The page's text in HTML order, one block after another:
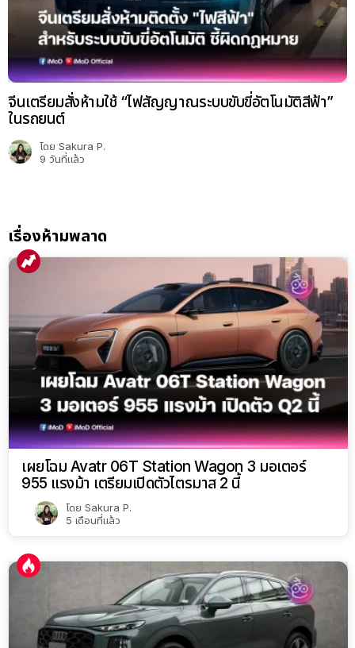
จีนเตรียมสั่งห้ามใช้ “ไฟสัญญาณระบบขับขี่อัตโนมัติสีฟ้า”
ในรถยนต์
โดย Sakura P.
9 วันที่แล้ว
เรื่องห้ามพลาด
เผยโฉม Avatr 06T Station Wagon 3 มอเตอร์
955 แรงม้า เตรียมเปิดตัวไตรมาส 2 นี้
โดย Sakura P.
5 เดือนที่แล้ว